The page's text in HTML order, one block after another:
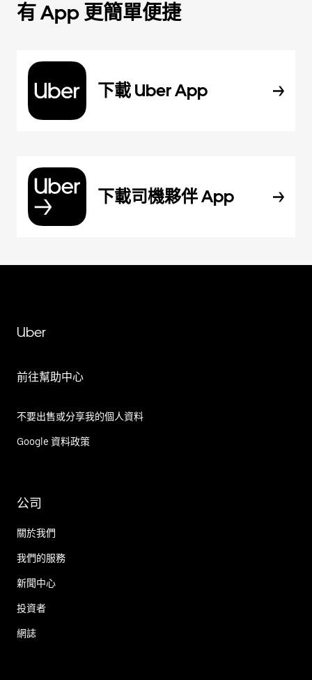
有 App 更簡單便捷
下載 Uber App
下載司機夥伴 App
Uber
前往幫助中心
不要出售或分享我的個人資料
Google 資料政策
公司
關於我們
我們的服務
新聞中心
投資者
網誌